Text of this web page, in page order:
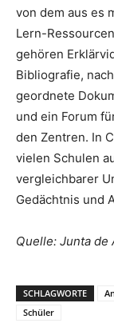
von dem aus es
Lern-
gehören
Bibliografie,
geordnete
und ein Forum
den Zentren. In
vielen Schulen
vergleichbarer
Gedächtnis und
Quelle: Junta de
SCHLAGWORTE
Schüler